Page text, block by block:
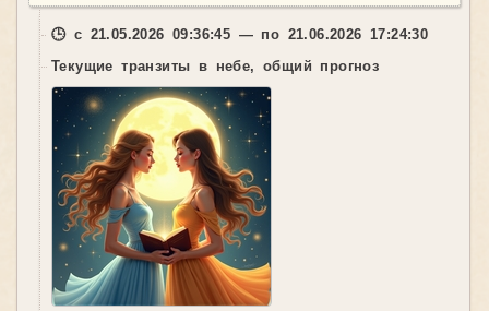
🕒 с 21.05.2026 09:36:45 — по 21.06.2026 17:24:30
Текущие транзиты в небе, общий прогноз